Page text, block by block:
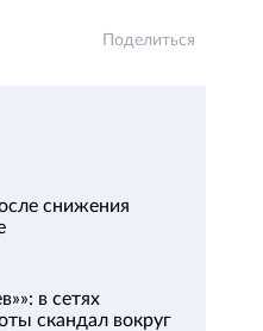
Поделиться
снижения
в сетях
скандал вокруг